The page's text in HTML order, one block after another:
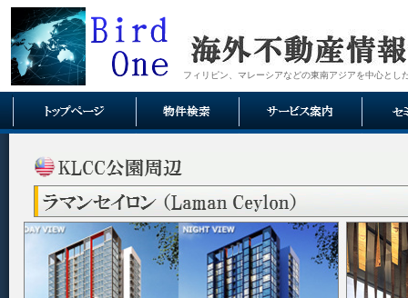
フィリピン、マレーシアなどの東南アジアを中心とし